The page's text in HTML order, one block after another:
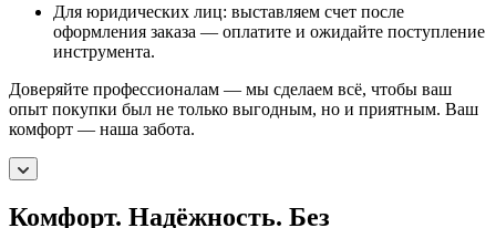
Для юридических лиц: выставляем счет после
оформления заказа — оплатите и ожидайте поступление
инструмента.
Доверяйте профессионалам — мы сделаем всё, чтобы ваш
опыт покупки был не только выгодным, но и приятным. Ваш
комфорт — наша забота.
Комфорт. Надёжность. Без